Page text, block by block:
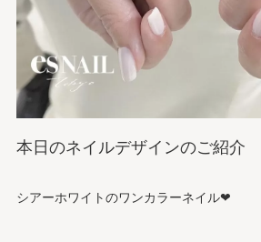
本日のネイルデザインのご紹介
シアーホワイトのワンカラーネイル❤︎